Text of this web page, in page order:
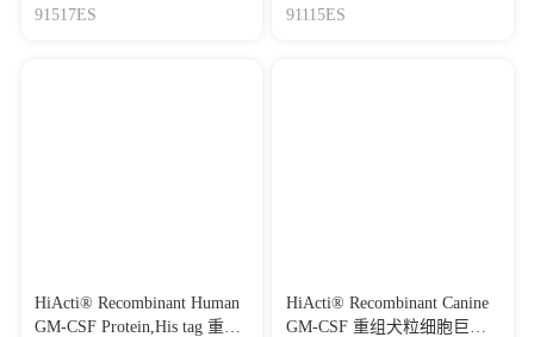
内皮生长因子-165
91517ES
小鼠粒细胞巨噬细胞集落刺
91115ES
HiActi® Recombinant Human
GM-CSF Protein,His tag 重组
HiActi® Recombinant Canine
GM-CSF 重组犬粒细胞巨噬